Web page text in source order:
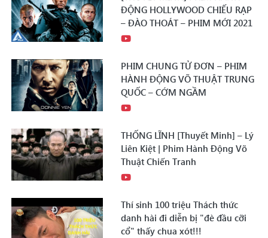
ĐỘNG HOLLYWOOD CHIẾU RẠP
– ĐÀO THOÁT – PHIM MỚI 2021
PHIM CHUNG TỬ ĐƠN – PHIM
HÀNH ĐỘNG VÕ THUẬT TRUNG
QUỐC – CỚM NGẦM
THỐNG LĨNH [Thuyết Minh] – Lý
Liên Kiệt | Phim Hành Động Võ
Thuật Chiến Tranh
Thí sinh 100 triệu Thách thức
danh hài đi diễn bị "đè đầu cỡi
cổ" thấy chua xót!!!